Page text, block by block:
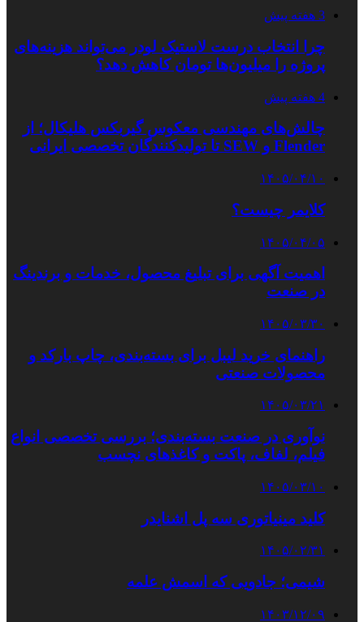
3 هفته پیش
چرا انتخاب درست لاستیک لودر می‌تواند هزینه‌های
پروژه را میلیون‌ها تومان کاهش دهد؟
4 هفته پیش
چالش‌های مهندسی معکوس گیربکس هلیکال؛ از
Flender و SEW تا تولیدکنندگان تخصصی ایرانی
۱۴۰۵/۰۴/۱۰
کلایمر چیست؟
۱۴۰۵/۰۴/۰۵
اهمیت آگهی برای تبلیغ محصول، خدمات و برندینگ
در صنعت
۱۴۰۵/۰۳/۳۰
راهنمای خرید لیبل برای بسته‌بندی، چاپ بارکد و
محصولات صنعتی
۱۴۰۵/۰۳/۲۱
نوآوری در صنعت بسته‌بندی؛ بررسی تخصصی انواع
فیلم، لفاف، پاکت و کاغذهای نچسب
۱۴۰۵/۰۳/۱۰
کلید مینیاتوری سه پل اشنایدر
۱۴۰۵/۰۲/۳۱
شیمی؛ جادویی که اسمش علمه
۱۴۰۳/۱۲/۰۹